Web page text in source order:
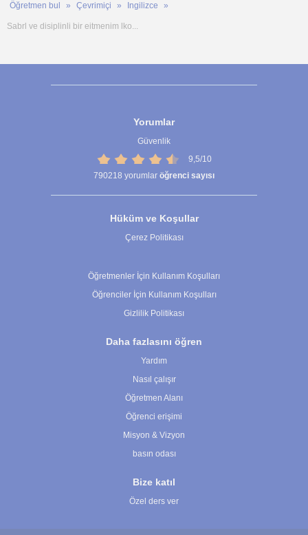
Öğretmen bul Çevrimiçi Ingilizce
Sabrl ve disiplinli bir eitmenim lko...
Yorumlar
Güvenlik
9,5/10
790218 yorumlar öğrenci sayısı
Hüküm ve Koşullar
Çerez Politikası
Öğretmenler İçin Kullanım Koşulları
Öğrenciler İçin Kullanım Koşulları
Gizlilik Politikası
Daha fazlasını öğren
Yardım
Nasıl çalışır
Öğretmen Alanı
Öğrenci erişimi
Misyon & Vizyon
basın odası
Bize katıl
Özel ders ver